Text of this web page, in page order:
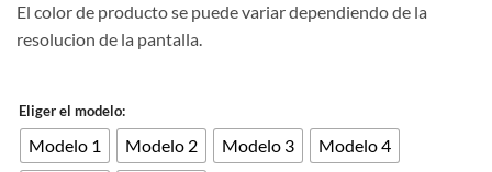
El color de producto se puede variar dependiendo de la
resolucion de la pantalla.
Eliger el modelo:
Modelo 1 Modelo 2 Modelo 3
Modelo 4